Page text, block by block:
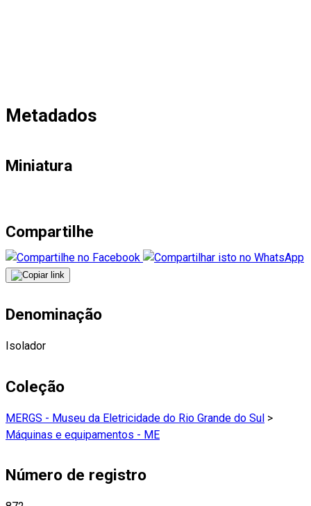
Metadados
Miniatura
Compartilhe
Denominação
Isolador
Coleção
MERGS - Museu da Eletricidade do Rio Grande do Sul >
Máquinas e equipamentos - ME
Número de registro